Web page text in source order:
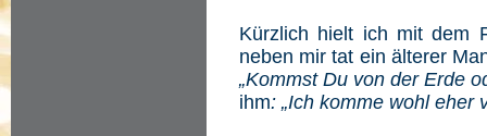
Kürzlich hielt ich mit dem
neben mir tat ein älterer
„Kommst Du von der Erde
ihm: „Ich komme wohl eher